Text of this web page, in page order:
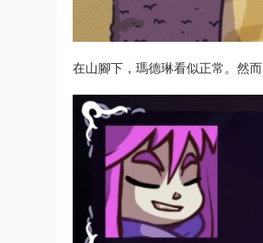
在山腳下，瑪德琳看似正常。然